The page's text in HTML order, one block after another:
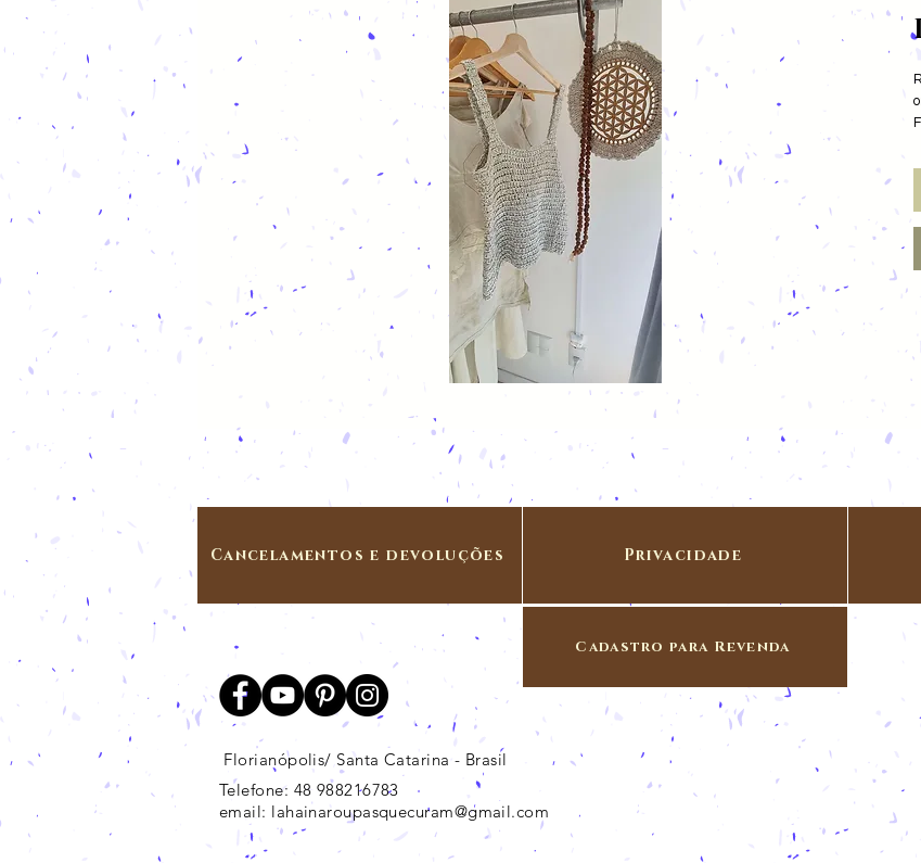
Cancelamentos e devoluções Privacidade
Cadastro para Revenda
Florianópolis/ Santa Catarina - Brasil
Telefone: 48 988216783
email: lahainaroupasquecuram@gmail.com
Marilia Dutra de Almeida